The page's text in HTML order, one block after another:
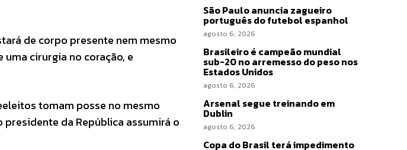
de corpo presente nem mesmo
uma cirurgia no coração, e
tomam posse no mesmo
da República assumirá o
São Paulo anuncia zagueiro
português do futebol espanhol
agosto 6, 2026
Brasileiro é campeão mundial
sub-20 no arremesso do peso nos
Estados Unidos
agosto 6, 2026
Arsenal segue treinando em
Dublin
agosto 6, 2026
Copa do Brasil terá impedimento